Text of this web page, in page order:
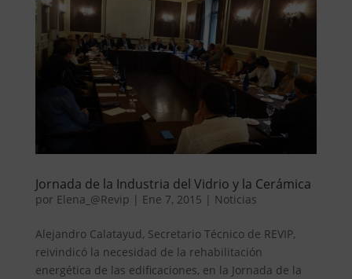
Jornada de la Industria del Vidrio y la Cerámica
por Elena_@Revip | Ene 7, 2015 | Noticias
Alejandro Calatayud, Secretario Técnico de REVIP,
reivindicó la necesidad de la rehabilitación
energética de las edificaciones, en la Jornada de la